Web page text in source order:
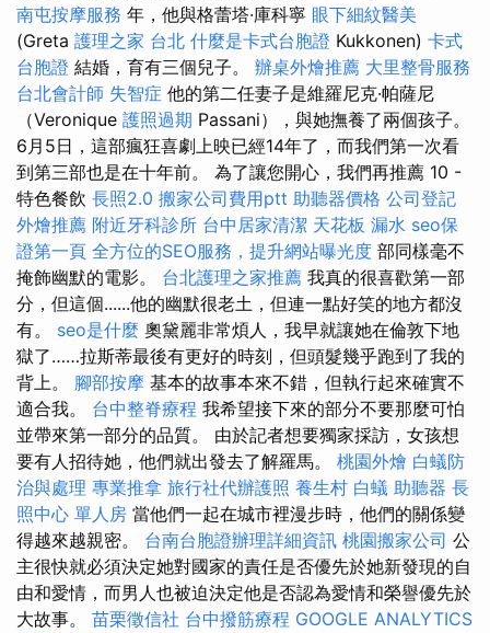
南屯按摩服務 年，他與格蕾塔·庫科寧 眼下細紋醫美
(Greta 護理之家 台北 什麼是卡式台胞證 Kukkonen) 卡式
台胞證 結婚，育有三個兒子。 辦桌外燴推薦 大里整骨服務
台北會計師 失智症 他的第二任妻子是維羅尼克·帕薩尼
（Veronique 護照過期 Passani），與她撫養了兩個孩子。
6月5日，這部瘋狂喜劇上映已經14年了，而我們第一次看
到第三部也是在十年前。 為了讓您開心，我們再推薦 10 -
特色餐飲 長照2.0 搬家公司費用ptt 助聽器價格 公司登記
外燴推薦 附近牙科診所 台中居家清潔 天花板 漏水 seo保
證第一頁 全方位的SEO服務，提升網站曝光度 部同樣毫不
掩飾幽默的電影。 台北護理之家推薦 我真的很喜歡第一部
分，但這個......他的幽默很老土，但連一點好笑的地方都沒
有。 seo是什麼 奧黛麗非常煩人，我早就讓她在倫敦下地
獄了……拉斯蒂最後有更好的時刻，但頭髮幾乎跑到了我的
背上。 腳部按摩 基本的故事本來不錯，但執行起來確實不
適合我。 台中整脊療程 我希望接下來的部分不要那麼可怕
並帶來第一部分的品質。 由於記者想要獨家採訪，女孩想
要有人招待她，他們就出發去了解羅馬。 桃園外燴 白蟻防
治與處理 專業推拿 旅行社代辦護照 養生村 白蟻 助聽器 長
照中心 單人房 當他們一起在城市裡漫步時，他們的關係變
得越來越親密。 台南台胞證辦理詳細資訊 桃園搬家公司 公
主很快就必須決定她對國家的責任是否優先於她新發現的自
由和愛情，而男人也被迫決定他是否認為愛情和榮譽優先於
大故事。 苗栗徵信社 台中撥筋療程 GOOGLE ANALYTICS